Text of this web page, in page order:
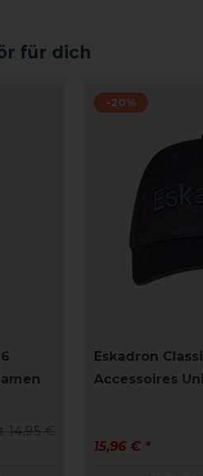
für dich
14,95 €
-20%
Eskadron
Accessoires
15,96 € *